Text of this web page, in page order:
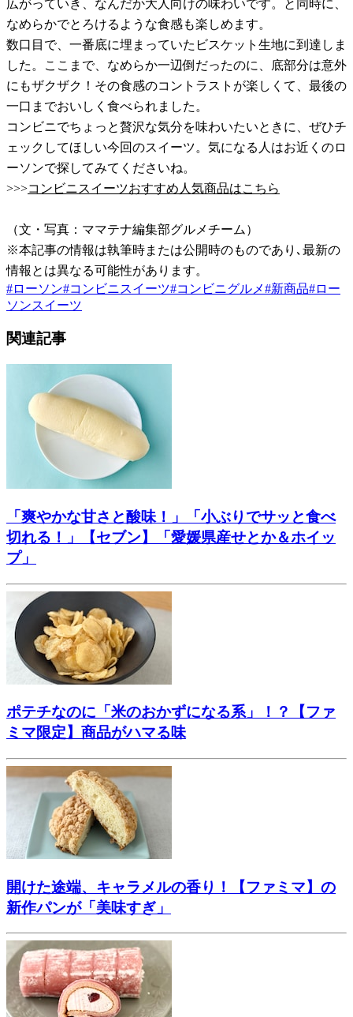
広がっていき、なんだか大人向けの味わいです。と同時に、
なめらかでとろけるような食感も楽しめます。
数口目で、一番底に埋まっていたビスケット生地に到達しま
した。ここまで、なめらか一辺倒だったのに、底部分は意外
にもザクザク！その食感のコントラストが楽しくて、最後の
一口までおいしく食べられました。
コンビニでちょっと贅沢な気分を味わいたいときに、ぜひチ
ェックしてほしい今回のスイーツ。気になる人はお近くのロ
ーソンで探してみてくださいね。
>>>コンビニスイーツおすすめ人気商品はこちら
（文・写真：ママテナ編集部グルメチーム）
※本記事の情報は執筆時または公開時のものであり､最新の
情報とは異なる可能性があります。
#ローソン#コンビニスイーツ#コンビニグルメ#新商品#ロー
ソンスイーツ
関連記事
「爽やかな甘さと酸味！」「小ぶりでサッと食べ
切れる！」【セブン】「愛媛県産せとか＆ホイッ
プ」
ポテチなのに「米のおかずになる系」！？【ファ
ミマ限定】商品がハマる味
開けた途端、キャラメルの香り！【ファミマ】の
新作パンが「美味すぎ」